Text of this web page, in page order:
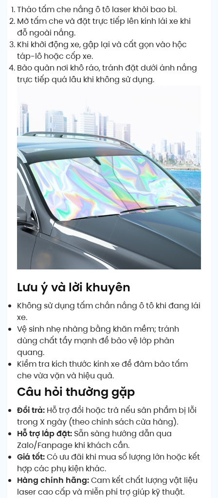
Tháo tấm che nắng ô tô laser khỏi bao bì.
Mở tấm che và đặt trực tiếp lên kính lái xe khi
đỗ ngoài nắng.
Khi khởi động xe, gập lại và cất gọn vào hộc
táp-lô hoặc cốp xe.
Bảo quản nơi khô ráo, tránh đặt dưới ánh nắng
trực tiếp quá lâu khi không sử dụng.
Lưu ý và lời khuyên
Không sử dụng tấm chắn nắng ô tô khi đang lái
xe.
Vệ sinh nhẹ nhàng bằng khăn mềm; tránh
dùng chất tẩy mạnh để bảo vệ lớp phản
quang.
Kiểm tra kích thước kính xe để đảm bảo tấm
che vừa vặn và hiệu quả.
Câu hỏi thường gặp
Đổi trả: Hỗ trợ đổi hoặc trả nếu sản phẩm bị lỗi
trong X ngày (theo chính sách cửa hàng).
Hỗ trợ lắp đặt: Sẵn sàng hướng dẫn qua
Zalo/Fanpage khi khách cần.
Giá tốt:Có ưu đãi khi mua số lượng lớn hoặc kết
hợp các phụ kiện khác.
Hàng chính hãng:Cam kết chất lượng vật liệu
laser cao cấp và miễn phí trợ giúp kỹ thuật.